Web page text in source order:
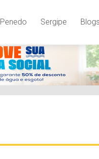
Penedo Sergipe Blogs